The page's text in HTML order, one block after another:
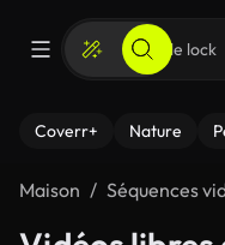
Coverr+ Nature
Maison Séquences